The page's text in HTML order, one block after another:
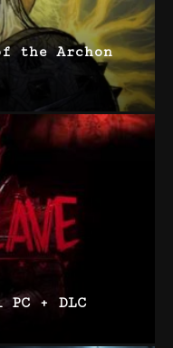
the Archon
+ DLC